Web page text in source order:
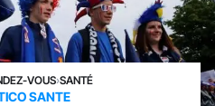
VOUS›SANTÉ
SANTE